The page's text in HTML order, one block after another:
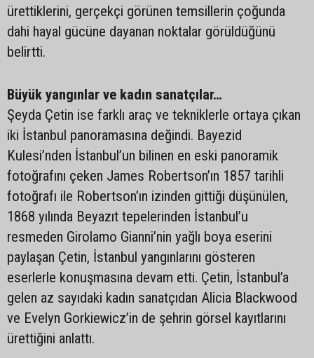
ürettiklerini, gerçekçi görünen temsillerin çoğunda
dahi hayal gücüne dayanan noktalar görüldüğünü
belirtti.
Büyük yangınlar ve kadın sanatçılar…
Şeyda Çetin ise farklı araç ve tekniklerle ortaya çıkan
iki İstanbul panoramasına değindi. Bayezid
Kulesi’nden İstanbul’un bilinen en eski panoramik
fotoğrafını çeken James Robertson’ın 1857 tarihli
fotoğrafı ile Robertson’ın izinden gittiği düşünülen,
1868 yılında Beyazıt tepelerinden İstanbul’u
resmeden Girolamo Gianni’nin yağlı boya eserini
paylaşan Çetin, İstanbul yangınlarını gösteren
eserlerle konuşmasına devam etti. Çetin, İstanbul’a
gelen az sayıdaki kadın sanatçıdan Alicia Blackwood
ve Evelyn Gorkiewicz’in de şehrin görsel kayıtlarını
ürettiğini anlattı.